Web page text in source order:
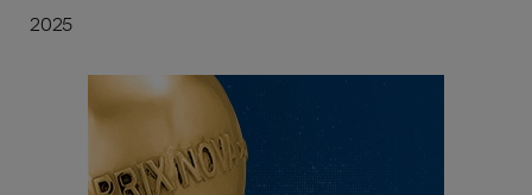
2025